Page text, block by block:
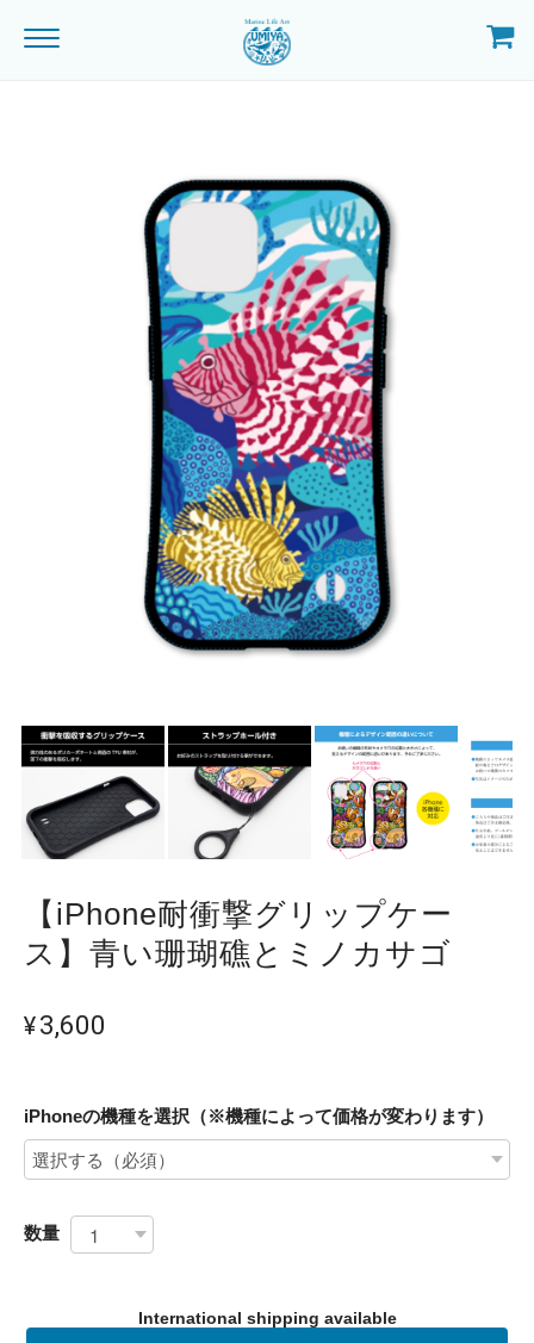
【iPhone耐衝撃グリップケー
ス】青い珊瑚礁とミノカサゴ
¥3,600
iPhoneの機種を選択（※機種によって価格が変わります）
数量
International shipping available